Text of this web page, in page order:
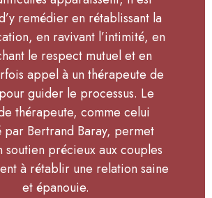
remédier en rétablissant la
en ravivant l’intimité, en
le respect mutuel et en
appel à un thérapeute de
guider le processus. Le
thérapeute, comme celui
par Bertrand Baray, permet
soutien précieux aux couples
à rétablir une relation saine
et épanouie.